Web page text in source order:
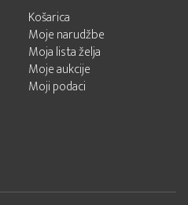
Košarica
Moje narudžbe
Moja lista želja
Moje aukcije
Moji podaci